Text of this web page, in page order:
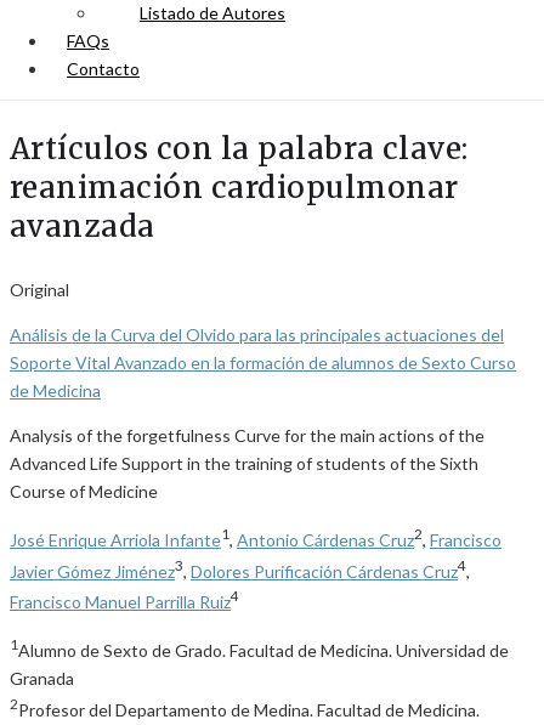
Listado de Autores
FAQs
Contacto
Artículos con la palabra clave:
reanimación cardiopulmonar
avanzada
Original
Análisis de la Curva del Olvido para las principales actuaciones del
Soporte Vital Avanzado en la formación de alumnos de Sexto Curso
de Medicina
Analysis of the forgetfulness Curve for the main actions of the
Advanced Life Support in the training of students of the Sixth
Course of Medicine
José Enrique Arriola Infante1, Antonio Cárdenas Cruz2, Francisco
Javier Gómez Jiménez3 Dolores Purificación Cárdenas Cruz4
Francisco Manuel Parrilla Ruiz4
1Alumno de Sexto de Grado. Facultad de Medicina. Universidad de
Granada
2Profesor del Departamento de Medina. Facultad de Medicina.